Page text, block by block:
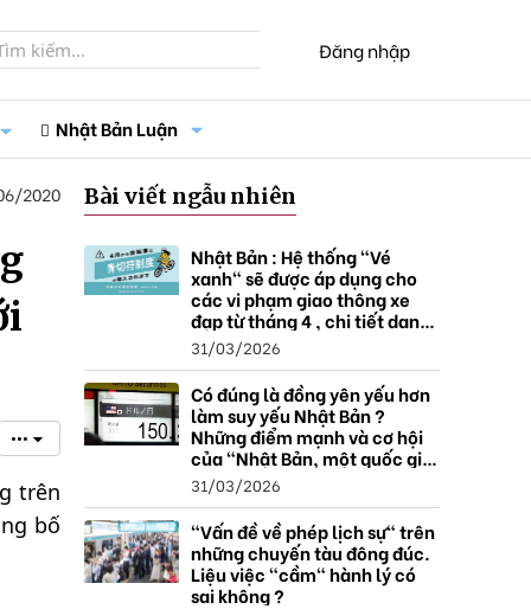
Đăng nhập
Nhật Bản Luận
2020
•••
trên
bố
Bài viết ngẫu nhiên
Nhật Bản : Hệ thống "Vé
xanh" sẽ được áp dụng cho
các vi phạm giao thông xe
đạp từ tháng 4 , chi tiết danh
sách và mức xử phạt.
31/03/2026
Có đúng là đồng yên yếu hơn
làm suy yếu Nhật Bản ?
Những điểm mạnh và cơ hội
của "Nhật Bản, một quốc gia
thặng dư".
31/03/2026
"Vấn đề về phép lịch sự" trên
những chuyến tàu đông đúc.
Liệu việc "cầm" hành lý có
sai không ?